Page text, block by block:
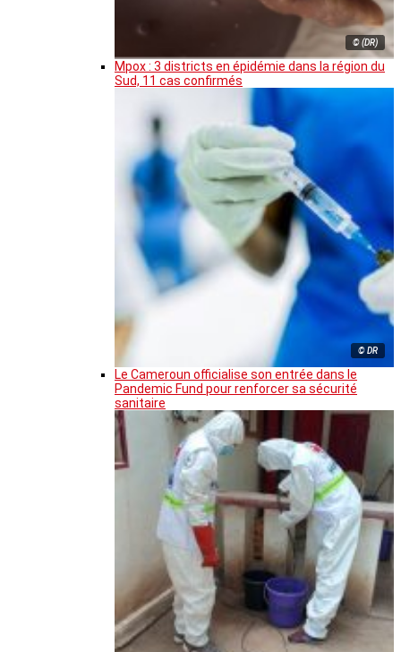
© (DR)
Mpox : 3 districts en épidémie dans la région du
Sud, 11 cas confirmés
© DR
Le Cameroun officialise son entrée dans le
Pandemic Fund pour renforcer sa sécurité
sanitaire